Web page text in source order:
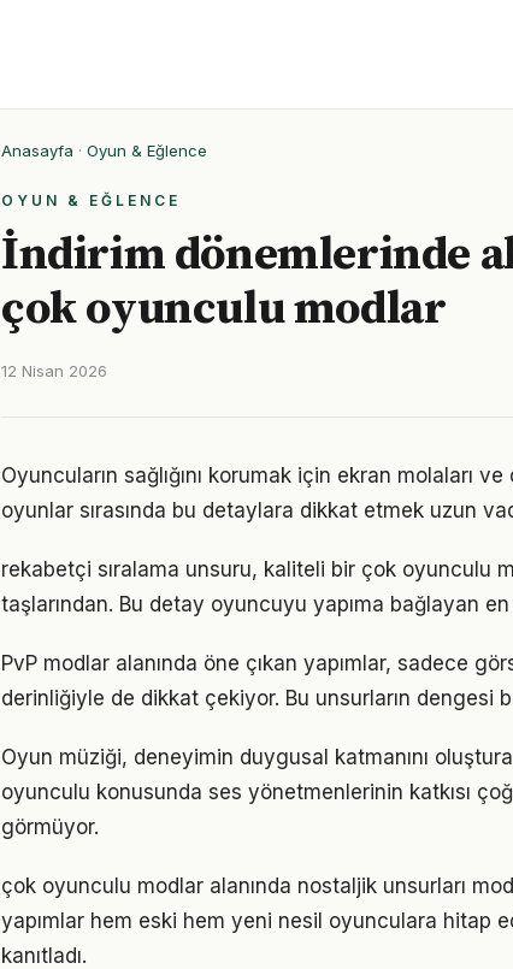
Anasayfa · Oyun & Eğlence
OYUN & EĞLENCE
İndirim dönemlerinde
çok oyunculu modlar
12 Nisan 2026
Oyuncuların sağlığını korumak için ekran molaları
oyunlar sırasında bu detaylara dikkat etmek uzun
rekabetçi sıralama unsuru, kaliteli bir çok oyunculu
taşlarından. Bu detay oyuncuyu yapıma bağlayan
PvP modlar alanında öne çıkan yapımlar, sadece
derinliğiyle de dikkat çekiyor. Bu unsurların dengesi
Oyun müziği, deneyimin duygusal katmanını
oyunculu konusunda ses yönetmenlerinin katkısı
görmüyor.
çok oyunculu modlar alanında nostaljik unsurları
yapımlar hem eski hem yeni nesil oyunculara hitap
kanıtladı.